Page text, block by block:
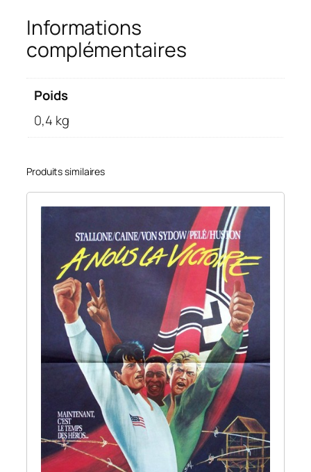
Informations
complémentaires
Poids
0,4 kg
Produits similaires